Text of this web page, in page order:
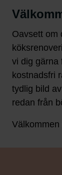
Oavsett om
vi dig gärna
kostnadsfri
tydlig bild
redan från
Välkommen